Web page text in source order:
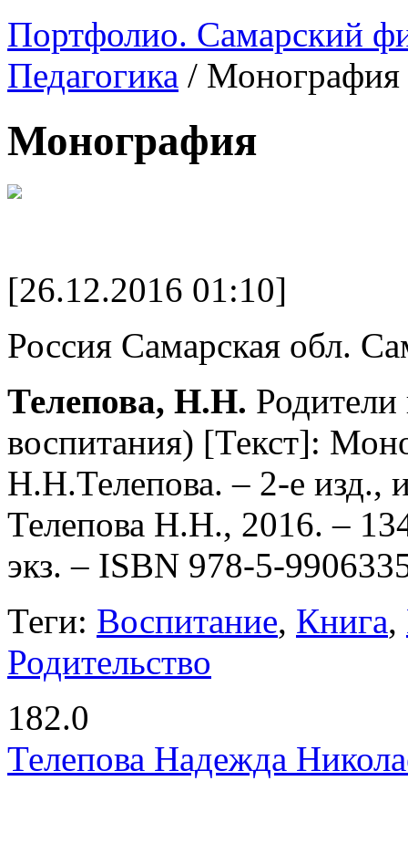
Портфолио. Самарский
Педагогика / Монография
Монография
[26.12.2016 01:10]
Россия Самарская обл.
Телепова, Н.Н. Родители
воспитания) [Текст]:
Н.Н.Телепова. – 2-е изд.,
Телепова Н.Н., 2016. –
экз. – ISBN 978-5-
Теги: Воспитание, Книга,
Родительство
182.0
Телепова Надежда